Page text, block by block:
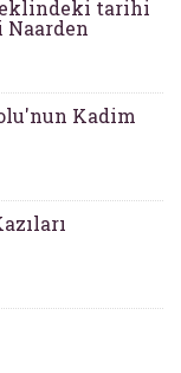
tarihi
Kadim